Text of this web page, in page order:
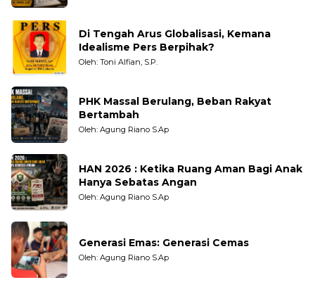
Di Tengah Arus Globalisasi, Kemana
Idealisme Pers Berpihak?
Oleh: Toni Alfian, S.P.
PHK Massal Berulang, Beban Rakyat
Bertambah
Oleh: Agung Riano S.Ap
HAN 2026 : Ketika Ruang Aman Bagi Anak
Hanya Sebatas Angan
Oleh: Agung Riano S.Ap
Generasi Emas: Generasi Cemas
Oleh: Agung Riano S.Ap